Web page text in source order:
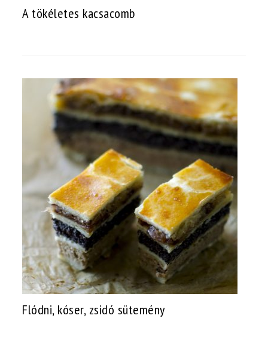
A tökéletes kacsacomb
Flódni, kóser, zsidó sütemény